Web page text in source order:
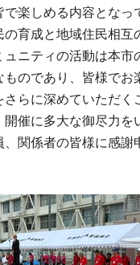
楽しめる内容となっ
育成と地域住民相互
ュニティの活動は本市
のであり、皆様でお
らに深めていただく
開催に多大な御尽力を
関係者の皆様に感謝